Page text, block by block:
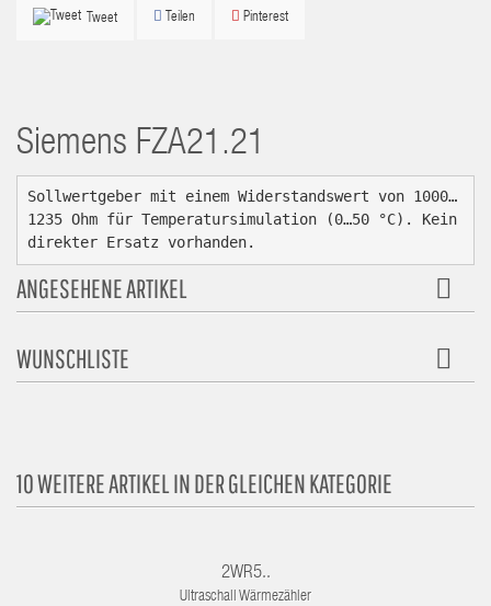
Tweet Teilen Pinterest
Siemens FZA21.21
Sollwertgeber mit einem Widerstandswert von 1000…
1235 Ohm für Temperatursimulation (0…50 °C). Kein
direkter Ersatz vorhanden.
ANGESEHENE ARTIKEL
WUNSCHLISTE
10 WEITERE ARTIKEL IN DER GLEICHEN KATEGORIE
2WR5..
Ultraschall Wärmezähler